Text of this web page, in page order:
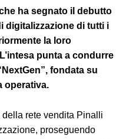
ha segnato il debutto
digitalizzazione di tutti i
la loro
punta a condurre
fondata su
operativa.
della rete vendita Pinalli
proseguendo